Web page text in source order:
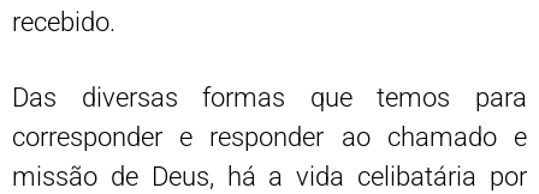
recebido.
Das diversas formas que temos para
corresponder e responder ao chamado e
missão de Deus, há a vida celibatária por